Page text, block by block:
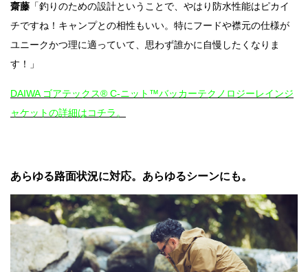
齋藤 「釣りのための設計ということで、やはり防水性能はピカイ
チですね！キャンプとの相性もいい。特にフードや襟元の仕様が
ユニークかつ理に適っていて、思わず誰かに自慢したくなりま
す！」
DAIWA ゴアテックス® C-ニット™バッカーテクノロジーレインジ
ャケットの詳細はコチラ。
あらゆる路面状況に対応。あらゆるシーンにも。